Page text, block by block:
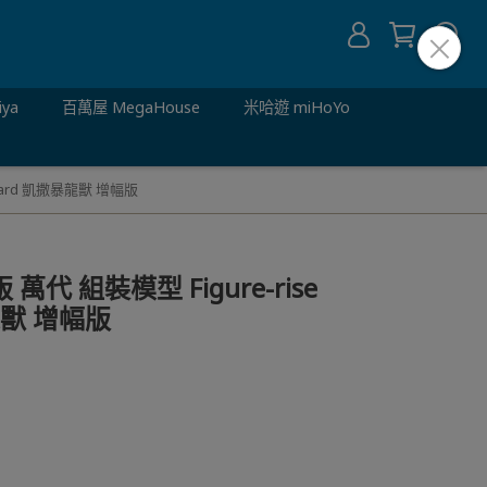
百萬屋 MegaHouse 米哈遊 miHoYo
凱撒暴龍獸 增幅版
萬代 組裝模型 Figure-rise
增幅版